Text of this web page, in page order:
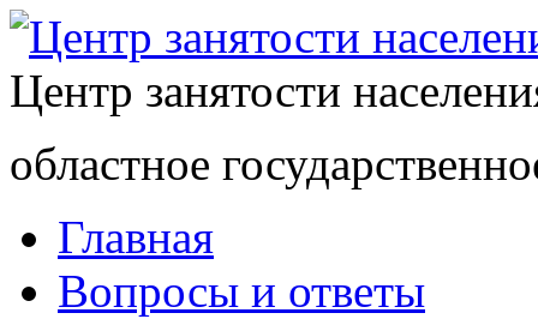
Центр занятости
областное
Главная
Вопросы и ответы